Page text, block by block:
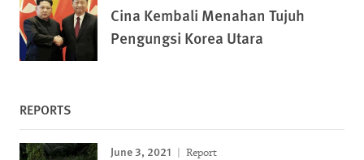
Cina Kembali Menahan Tujuh
Pengungsi Korea Utara
REPORTS
June 3, 2021 Report